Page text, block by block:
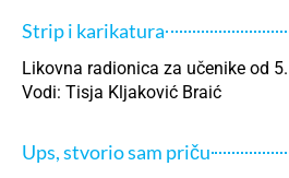
Strip i karikatura
Likovna radionica za učenike od
Vodi: Tisja Kljaković Braić
Ups, stvorio sam priču